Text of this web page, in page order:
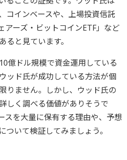
コインベースや、上場投資信託
アーズ・ビットコインETF」など
ると見ています。
億ドル規模で資金運用している
ッド氏が成功している方法が個
りません。しかし、ウッド氏の
しく調べる価値がありそうで
スを大量に保有する理由や、予想
ついて検証してみましょう。